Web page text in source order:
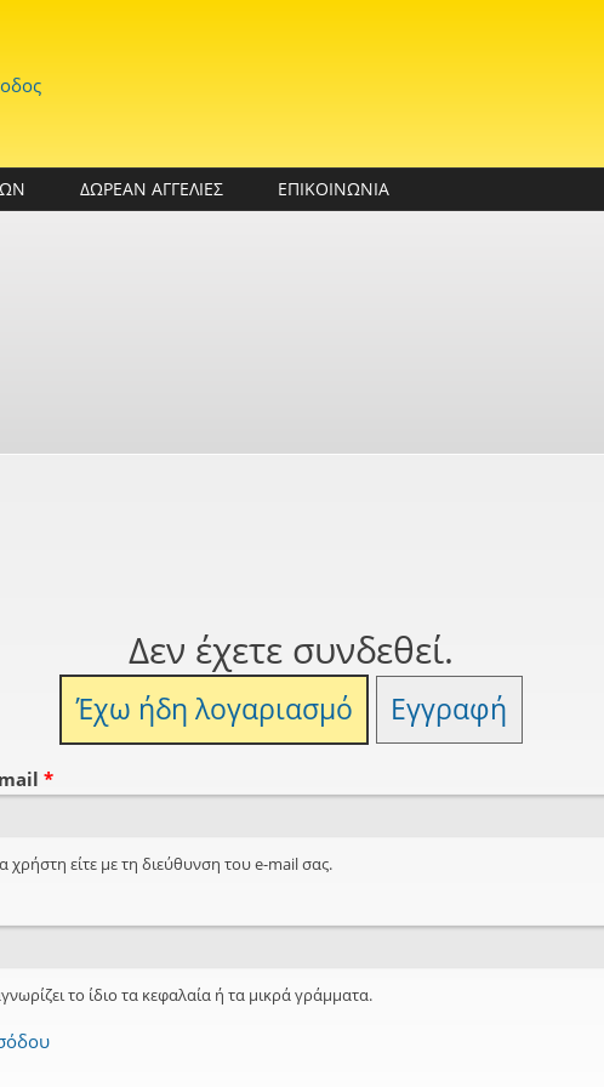
ΔΩΡΕΑΝ ΑΓΓΕΛΙΕΣ ΕΠΙΚΟΙΝΩΝΙΑ
Δεν έχετε συνδεθεί.
Έχω ήδη λογαριασμό Εγγραφή
*
χρήστη είτε με τη διεύθυνση του e-mail σας.
το ίδιο τα κεφαλαία ή τα μικρά γράμματα.